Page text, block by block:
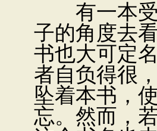
有一本受
子的角度去
书也大可定
者自负得很
坠着本书，
忘。然而，